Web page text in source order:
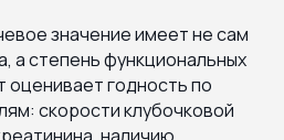
значение имеет не сам
а степень функциональных
годность по
скорости клубочковой
наличию